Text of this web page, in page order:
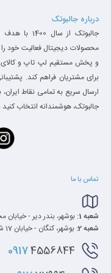
ابعاد:
برچسب محافظ بدنه سرفیس
دستگاه ساخته شده
این برچسب ها به هیچ
همین طور حس خوب لمس بدنه جذاب سرفیس را نیز کم نمی کند.
مزایای
محافظت از تبلت در برابر
امکان جداسازی آسان
برش خورده با دقت بسیار
و…
درباره جالبوتک
جالبوتک
محصولات دیجیتال فعالیت خود
و پخش مستقیم لپ تاپ و کالای
برای مشتریان فراهم کند.
ارسال سریع به تمامی نقاط
جالبوتک، هوشمندانه انتخاب
تماس با ما
شعبه 1:
بوشهر، بندر دیر -
شعبه 2:
بوشهر، کنگان - خیابان 17 شهریور، مجتمع پزشکی امام رضا(ع)، جنب داروخانه
09174556844